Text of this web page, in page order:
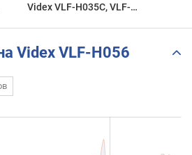
Videx VLF-H035C, VLF-
Videx VLF-H056